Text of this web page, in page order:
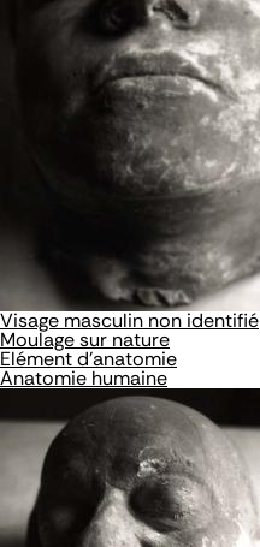
Visage masculin non identifié
Moulage sur nature
Elément d'anatomie
Anatomie humaine